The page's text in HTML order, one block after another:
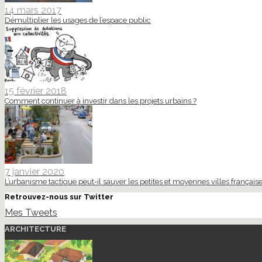
14 mars 2017
Démultiplier les usages de l’espace public
15 février 2018
Comment continuer à investir dans les projets urbains ?
7 janvier 2020
L’urbanisme tactique peut-il sauver les petites et moyennes villes
Retrouvez-nous sur Twitter
Mes Tweets
ARCHITECTURE